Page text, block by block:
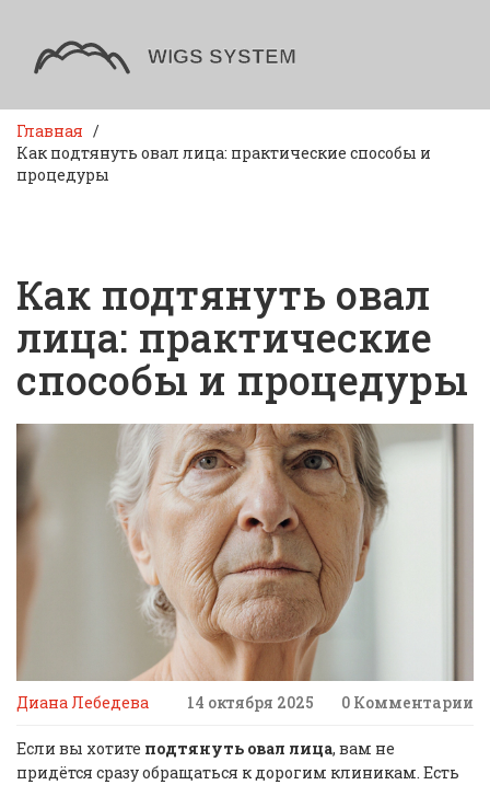
Главная
Как подтянуть овал лица: практические способы и
процедуры
Как подтянуть овал
лица: практические
способы и процедуры
Диана Лебедева 14 октября 2025 0 Комментарии
Если вы хотите подтянуть овал лица, вам не
придётся сразу обращаться к дорогим клиникам. Есть